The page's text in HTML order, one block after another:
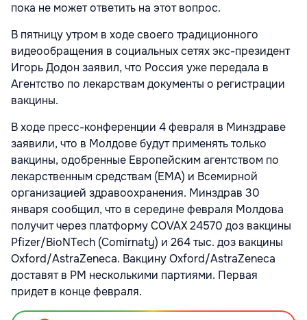
пока не может ответить на этот вопрос.
В пятницу утром в ходе своего традиционного
видеообращения в социальных сетях экс-президент
Игорь Додон заявил, что Россия уже передала в
Агентство по лекарствам документы о регистрации
вакцины.
В ходе пресс-конференции 4 февраля в Минздраве
заявили, что в Молдове будут применять только
вакцины, одобренные Европейским агентством по
лекарственным средствам (EMA) и Всемирной
организацией здравоохранения. Минздрав 30
января сообщил, что в середине февраля Молдова
получит через платформу COVAX 24570 доз вакцины
Pfizer/BioNTech (Comirnaty) и 264 тыс. доз вакцины
Oxford/AstraZeneca. Вакцину Oxford/AstraZeneca
доставят в РМ несколькими партиями. Первая
придет в конце февраля.